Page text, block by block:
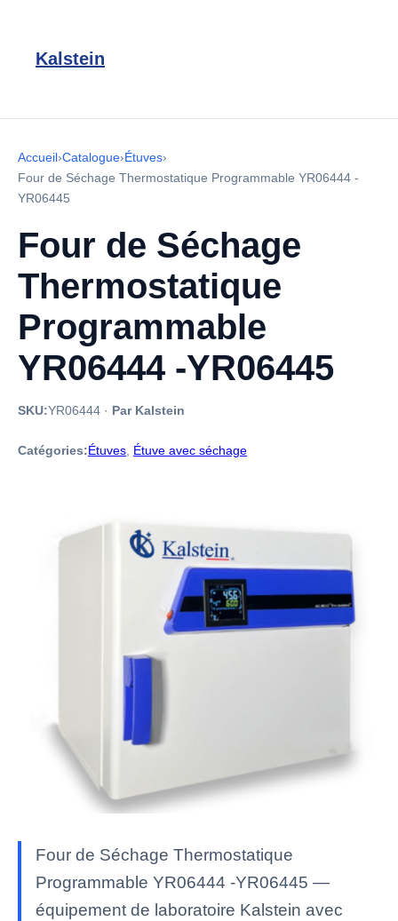
Kalstein
Accueil›Catalogue›Étuves›
Four de Séchage Thermostatique Programmable YR06444 -
YR06445
Four de Séchage
Thermostatique
Programmable
YR06444 -YR06445
SKU:YR06444 · Par Kalstein
Catégories:Étuves Étuve avec séchage
Four de Séchage Thermostatique
Programmable YR06444 -YR06445 —
équipement de laboratoire Kalstein avec